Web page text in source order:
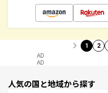
1 2
AD
AD
人気の国と地域から探す